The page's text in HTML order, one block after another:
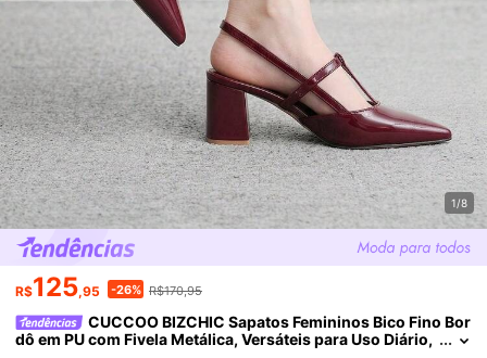
1/8
R$125,95 -26% R$170,95
CUCCOO BIZCHIC Sapatos Femininos Bico Fino Bor
dô em PU com Fivela Metálica, Versáteis para Uso Diário,